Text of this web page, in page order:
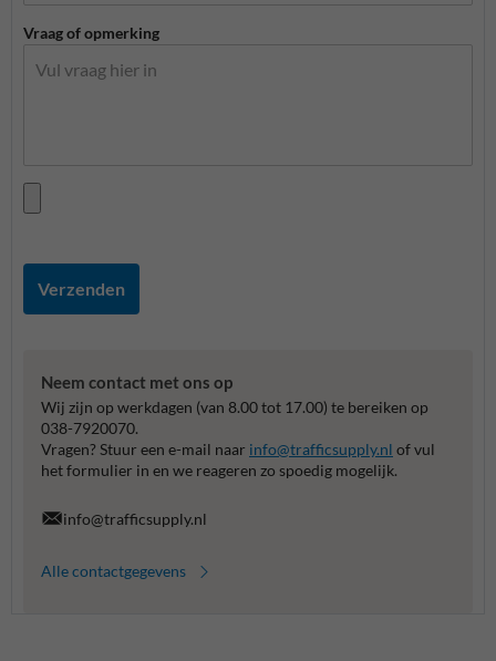
Vraag of opmerking
Verzenden
Neem contact met ons op
Wij zijn op werkdagen (van 8.00 tot 17.00) te bereiken op
038-7920070.
Vragen? Stuur een e-mail naar info@trafficsupply.nl of vul
het formulier in en we reageren zo spoedig mogelijk.
info@trafficsupply.nl
Alle contactgegevens